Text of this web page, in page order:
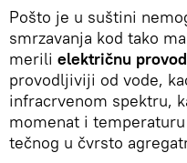
Pošto je u suštini
smrzavanja kod tako
merili električnu
provodljiviji od vode,
infracrvenom spektru,
momenat i
tečnog u čvrsto